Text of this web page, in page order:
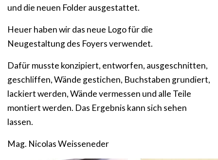
und die neuen Folder ausgestattet.
Heuer haben wir das neue Logo für die
Neugestaltung des Foyers verwendet.
Dafür musste konzipiert, entworfen, ausgeschnitten,
geschliffen, Wände gestichen, Buchstaben grundiert,
lackiert werden, Wände vermessen und alle Teile
montiert werden. Das Ergebnis kann sich sehen
lassen.
Mag. Nicolas Weisseneder